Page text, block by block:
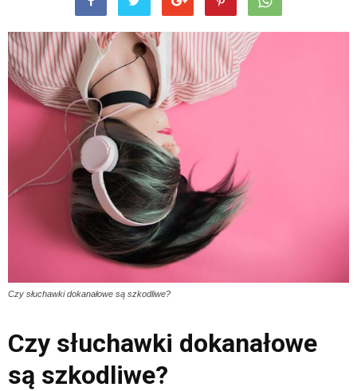
Czy słuchawki dokanałowe są szkodliwe?
Czy słuchawki dokanałowe
są szkodliwe?